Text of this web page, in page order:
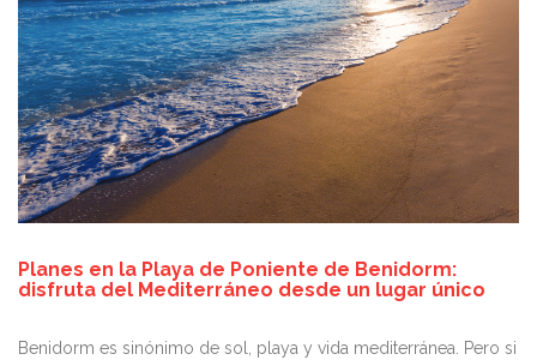
Planes en la Playa de Poniente de Benidorm:
disfruta del Mediterráneo desde un lugar único
Benidorm es sinónimo de sol, playa y vida mediterránea. Pero si